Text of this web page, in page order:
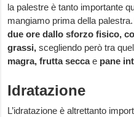
la palestre è tanto importante
mangiamo prima della palestra.
due ore dallo sforzo fisico,
grassi,scegliendo però tra
magra, frutta seccae pane
Idratazione
L’idratazione è altrettanto